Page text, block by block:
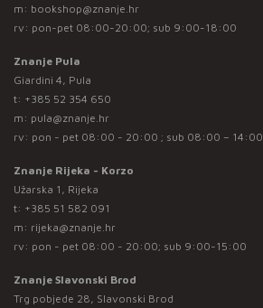
m: bookshop@znanje.hr
rv: pon-pet 08:00-20:00; sub 9:00-18:00
Znanje Pula
Giardini 4, Pula
t: +385 52 354 650
m: pula@znanje.hr
rv: pon - pet 08:00 - 20:00 ; sub 08:00 – 14:00
Znanje Rijeka - Korzo
Užarska 1, Rijeka
t: +385 51 582 091
m: rijeka@znanje.hr
rv: pon - pet 08:00 - 20:00; sub 9:00-15:00
Znanje Slavonski Brod
Trg pobjede 28, Slavonski Brod